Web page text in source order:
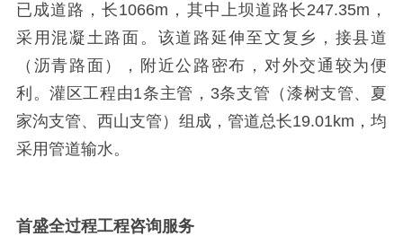
已成道路，长1066m ，其中上坝道路长247.35m ，
采用混凝土路面。该道路延伸至文复乡，接县道
（沥青路面），附近公路密布，对外交通较为便
利。灌区工程由1条主管， 3条支管（漆树支管、夏
家沟支管、西山支管）组成，管道总长19.01km ，均
采用管道输水。
首盛全过程工程咨询服务